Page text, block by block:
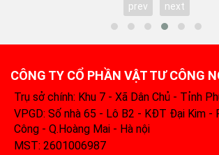
prev next
CÔNG TY CỔ PHẦN VẬT TƯ CÔNG
Trụ sở chính: Khu 7 - Xã Dân Chủ - Tỉnh
VPGD: Số nhà 65 - Lô B2 - KĐT Đại Kim -
Công - Q.Hoàng Mai - Hà nội
MST: 2601006987